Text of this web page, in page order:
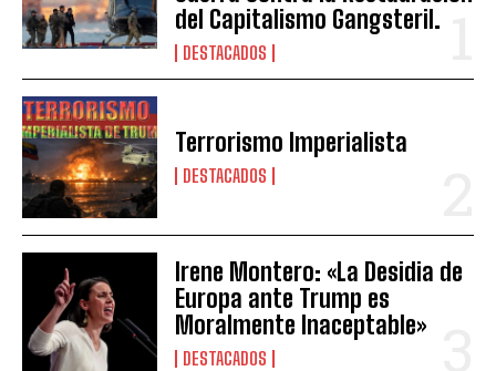
del Capitalismo Gangsteril.
DESTACADOS
Terrorismo Imperialista
DESTACADOS
Irene Montero: «La Desidia de
Europa ante Trump es
Moralmente Inaceptable»
DESTACADOS